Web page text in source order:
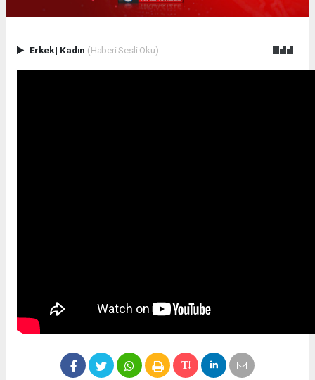
Erkek| Kadın (Haberi Sesli Oku)